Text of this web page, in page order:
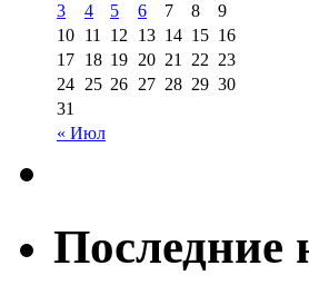
« Июл
3
4 5 6 7 8
9
10 11 12 13 14 15 16
17 18 19 20 21 22 23
24 25 26 27 28 29 30
31
Последние